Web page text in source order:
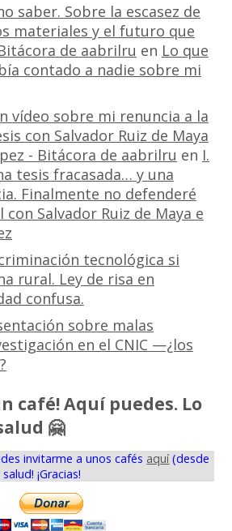
saber. Sobre la escasez de
materiales y el futuro que
de aabrilru en Lo que
contado a nadie sobre mi
vídeo sobre mi renuncia a la
con Salvador Ruiz de Maya
- Bitácora de aabrilru en I.
tesis fracasada… y una
Finalmente no defenderé
Salvador Ruiz de Maya e
tecnológica si
rural. Ley de risa en
confusa.
sobre malas
en el CNIC —¿los
café! Aquí puedes. Lo
🤗
invitarme a unos cafés aquí(desde
¡Gracias!